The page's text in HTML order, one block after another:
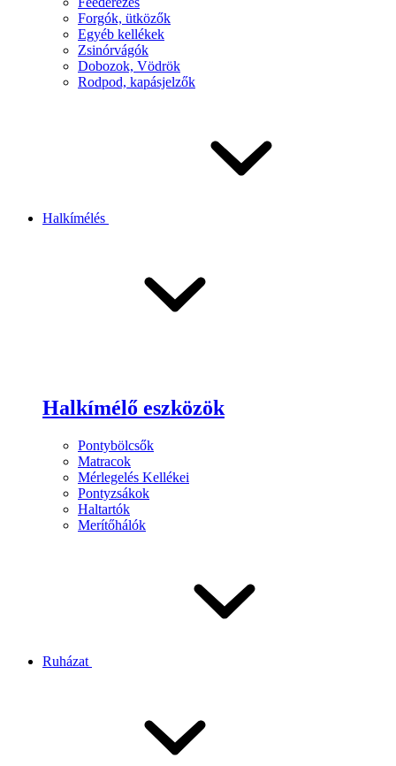
Forgók, ütközők
Egyéb kellékek
Zsinórvágók
Dobozok, Vödrök
Rodpod, kapásjelzők
Halkímélés
Halkímélő eszközök
Pontybölcsők
Matracok
Mérlegelés Kellékei
Pontyzsákok
Haltartók
Merítőhálók
Ruházat